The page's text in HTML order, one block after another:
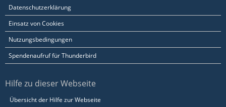
Datenschutzerklärung
Einsatz von Cookies
Nutzungsbedingungen
Spendenaufruf für Thunderbird
Hilfe zu dieser Webseite
Übersicht der Hilfe zur Webseite